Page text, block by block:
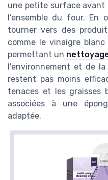
une petite surface avant
l’ensemble du four.
tourner vers des
comme le vinaigre
permettant un
l'environnement et de
restent pas moins
tenaces et les graisses
associées à une
adaptée.